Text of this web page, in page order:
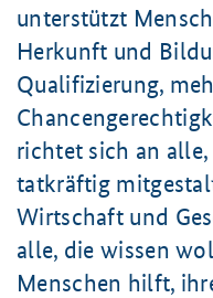
unterstützt
Herkunft und
Qualifizierung,
richtet sich an
tatkräftig
Wirtschaft und
alle, die wissen
Menschen hilft,